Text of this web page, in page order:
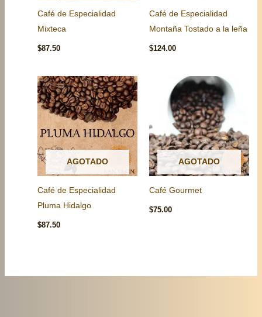
Café de Especialidad
Mixteca
$87.50
Café de Especialidad
Montaña Tostado a la leña
$124.00
AGOTADO
Café de Especialidad
Pluma Hidalgo
$87.50
AGOTADO
Café Gourmet
$75.00